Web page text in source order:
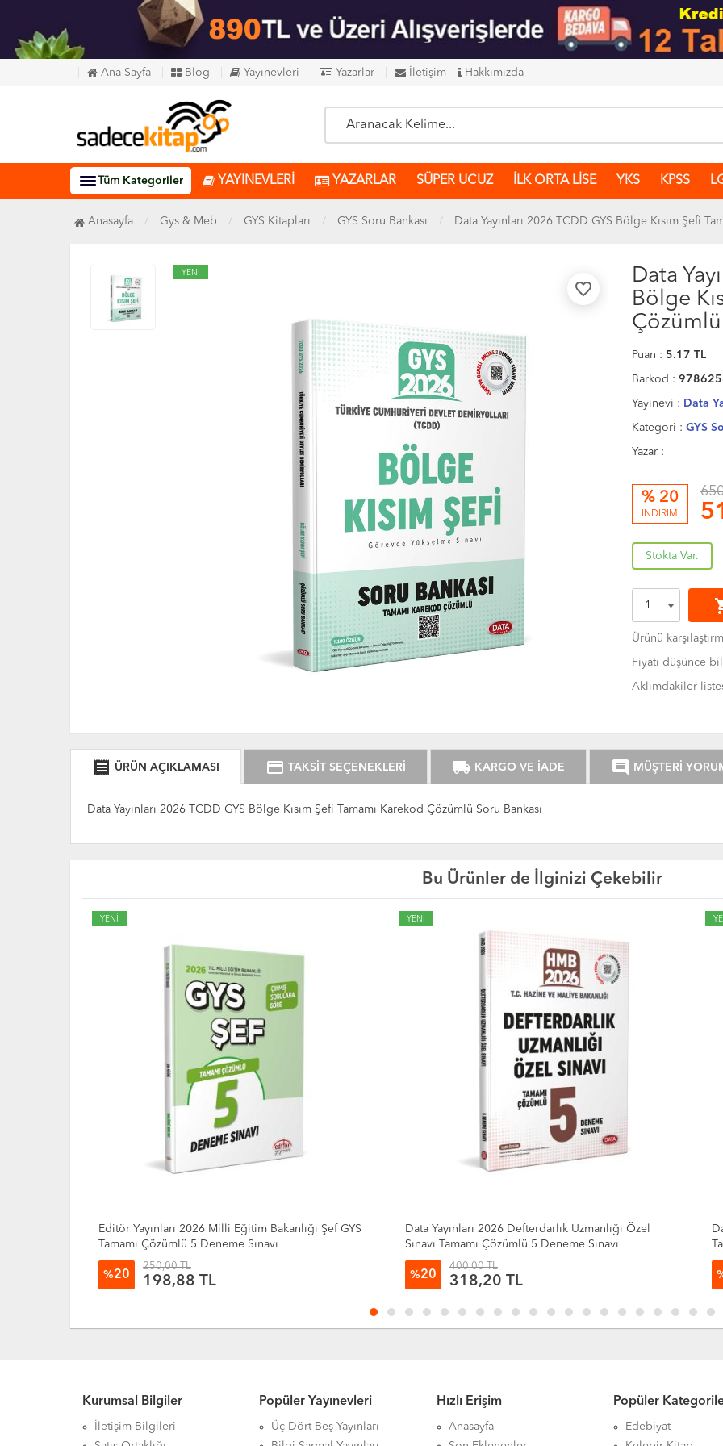
Ana Sayfa Blog Yayınevleri Yazarlar İletişim Hakkımızda
Tüm Kategoriler YAYINEVLERİ YAZARLAR SÜPER UCUZ İLK ORTA LİSE YKS KPSS
Anasayfa Gys & Meb GYS Kitapları GYS Soru Bankası Data Yayınları 2026 TCDD GYS Bölge Kısım Şefi
YENİ
favorite_border
Data
Bölge
Çözümlü
Puan : 5.17 TL
Barkod :
Yayınevi : Data
Kategori : GYS
Yazar :
% 20
İNDİRİM
Stokta Var.
Ürünü
Fiyatı düşünce
Aklımdakiler
receipt ÜRÜN AÇIKLAMASI credit_card TAKSİT SEÇENEKLERİ local_shipping KARGO VE İADE comment MÜŞTERİ
Data Yayınları 2026 TCDD GYS Bölge Kısım Şefi Tamamı Karekod Çözümlü Soru Bankası
Bu Ürünler de İlginizi Çekebilir
Bakanlığı Şef GYS
Data Yayınları 2026 Defterdarlık Uzmanlığı Özel
Sınavı Tamamı Çözümlü 5 Deneme Sınavı
%20 318,20 TL
Data Yayınları 2026 Milli Eğitim Bakanlığı Şef GYS
Tamamı Çözümlü 5 Deneme Sınavı
%20 198,88 TL
Kurumsal Bilgiler
İletişim Bilgileri
Popüler Yayınevleri
Üç Dört Beş Yayınları
Hızlı Erişim
Anasayfa
Popüler
Edebiyat